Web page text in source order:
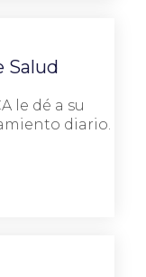
Salud
le dé a su
diario.